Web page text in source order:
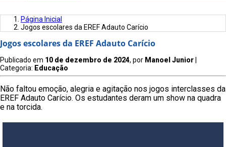
Página Inicial
Jogos escolares da EREF Adauto Carício
Jogos escolares da EREF Adauto Carício
Publicado em 10 de dezembro de 2024, por Manoel Junior
Categoria: Educação
Não faltou emoção, alegria e agitação nos jogos interclasses da
EREF Adauto Carício. Os estudantes deram um show na quadra
e na torcida.